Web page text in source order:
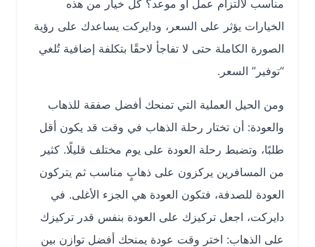
مناسب لالتزام عمل أو موعد؟ كل خيار من هذه
الخيارات يؤثر على السعر، ودايركت يساعدك على رؤية
الصورة الكاملة حتى لا تفاجأ لاحقًا بتكلفة إضافية تُلغي
“توفير” السعر.
ومن الحيل العملية التي تمنحك أفضل صفقة للذهاب
والعودة: أن تختار رحلة الذهاب في وقت قد يكون أقل
طلبًا، وتضبط رحلة العودة على يوم مختلف قليلًا. كثير
من المسافرين يركزون على ذهابٍ مناسب ثم يتركون
العودة للصدفة، فتكون العودة هي الجزء الأغلى. في
دايركت، اجعل تركيزك على العودة بنفس قدر تركيزك
على الذهاب: اختر وقت عودة يمنحك أفضل توازن بين